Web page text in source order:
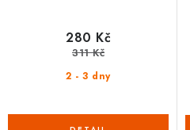
2 - 3 dny
280 Kč
311 Kč